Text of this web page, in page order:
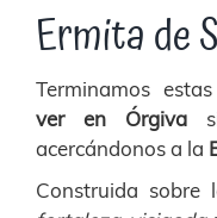
Ermita de
Terminamos
ver en Órgiva
acercándonos a la
Construida sobre